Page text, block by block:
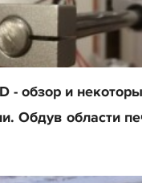
- обзор и
Обдув области